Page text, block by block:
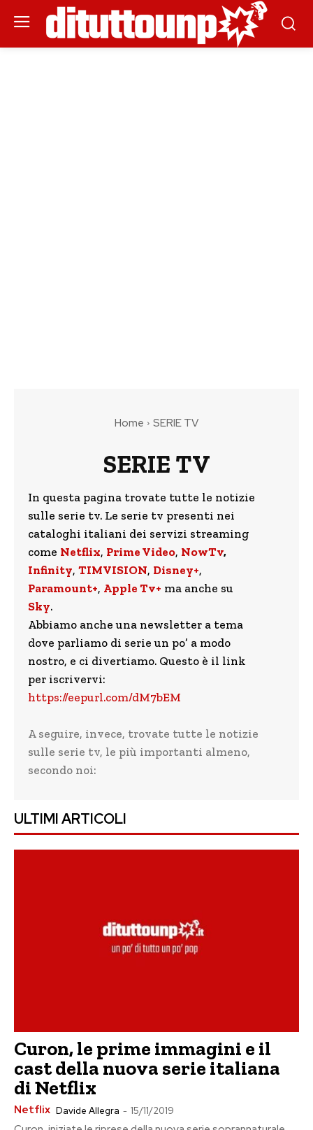
Home SERIE TV
SERIE TV
In questa pagina trovate tutte le notizie
sulle serie tv. Le serie tv presenti nei
cataloghi italiani dei servizi streaming
come Netflix, Prime Video, NowTv,
Infinity, TIMVISION, Disney+,
Paramount+, Apple Tv+ ma anche su
Sky.
Abbiamo anche una newsletter a tema
dove parliamo di serie un po’ a modo
nostro, e ci divertiamo. Questo è il link
per iscrivervi:
https://eepurl.com/dM7bEM
A seguire, invece, trovate tutte le notizie
sulle serie tv, le più importanti almeno,
secondo noi:
ULTIMI ARTICOLI
Curon, le prime immagini e il
cast della nuova serie italiana
di Netflix
Netflix Davide Allegra - 15/11/2019